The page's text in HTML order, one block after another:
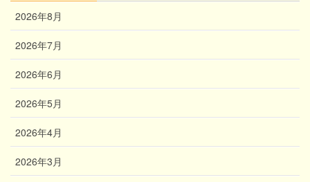
2026年8月
2026年7月
2026年6月
2026年5月
2026年4月
2026年3月